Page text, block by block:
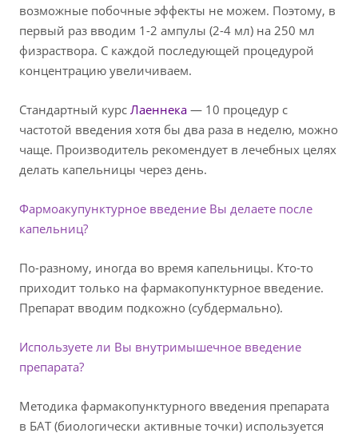
возможные побочные эффекты не можем. Поэтому, в
первый раз вводим 1-2 ампулы (2-4 мл) на 250 мл
физраствора. С каждой последующей процедурой
концентрацию увеличиваем.
Стандартный курс Лаеннека — 10 процедур с
частотой введения хотя бы два раза в неделю, можно
чаще. Производитель рекомендует в лечебных целях
делать капельницы через день.
Фармоакупунктурное введение Вы делаете после
капельниц?
По-разному, иногда во время капельницы. Кто-то
приходит только на фармакопунктурное введение.
Препарат вводим подкожно (субдермально).
Используете ли Вы внутримышечное введение
препарата?
Методика фармакопунктурного введения препарата
в БАТ (биологически активные точки) используется